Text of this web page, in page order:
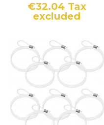
Price
€32.04 Tax
excluded